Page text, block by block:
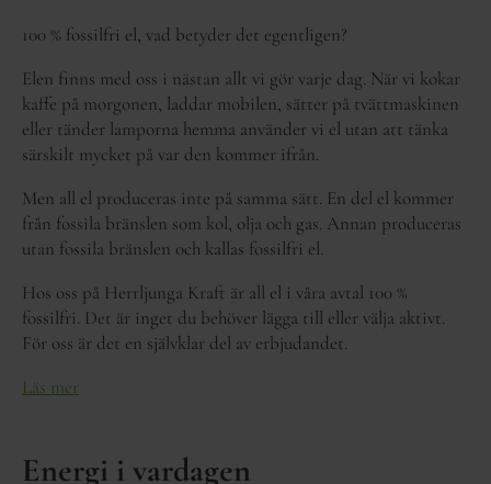
100 % fossilfri el, vad betyder det egentligen?
Elen finns med oss i nästan allt vi gör varje dag. När vi kokar
kaffe på morgonen, laddar mobilen, sätter på tvättmaskinen
eller tänder lamporna hemma använder vi el utan att tänka
särskilt mycket på var den kommer ifrån.
Men all el produceras inte på samma sätt. En del el kommer
från fossila bränslen som kol, olja och gas. Annan produceras
utan fossila bränslen och kallas fossilfri el.
Hos oss på Herrljunga Kraft är all el i våra avtal 100 %
fossilfri. Det är inget du behöver lägga till eller välja aktivt.
För oss är det en självklar del av erbjudandet.
Läs mer
Energi i vardagen